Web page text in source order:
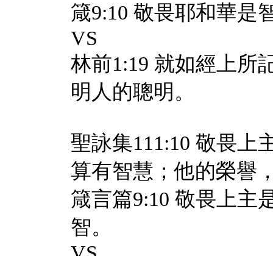
箴9:10 敬畏耶和華是
VS
林前1:19 就如經上所
明人的聰明。
聖詠集111:10 敬畏上
算有智慧；他的榮譽
箴言篇9:10 敬畏上主
智。